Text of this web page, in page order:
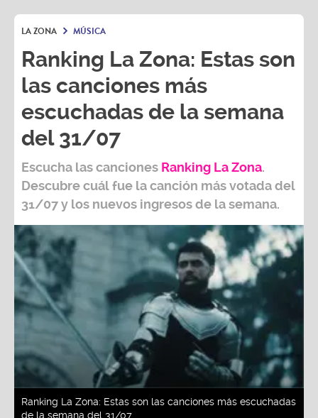
LA ZONA MÚSICA
Ranking La Zona: Estas son
las canciones más
escuchadas de la semana
del 31/07
Escucha las canciones Ranking La Zona.
Descubre cuál fue la canción más votada del
31/07y los nuevos ingresos de la semana.
Ranking La Zona: Estas son las canciones más escuchadas
de la semana del 31/07